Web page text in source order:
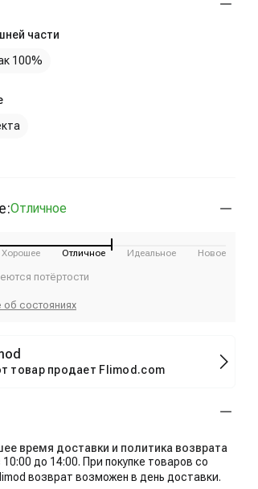
части
100%
Отличное
Хорошее Отличное Идеальное Новое
потёртости
состояниях
товар продает Flimod.com
время доставки и политика возврата
до 14:00. При покупке товаров со
возврат возможен в день доставки.